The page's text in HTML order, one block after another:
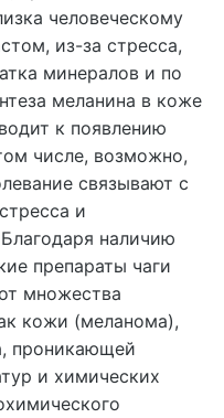
человеческому
из-за стресса,
минералов и по
меланина в коже
к появлению
числе, возможно,
связывают с
и
наличию
препараты чаги
множества
кожи (меланома),
проникающей
и химических